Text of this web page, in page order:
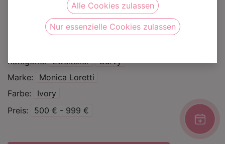
Auf die Wunschliste
Kategorie Zweiteiler
Curvy
Marke
Monica Loretti
Farbe
Ivory
Preis
500 € - 999 €
Alle Cookies zulassen
Nur essenzielle Cookies zulassen